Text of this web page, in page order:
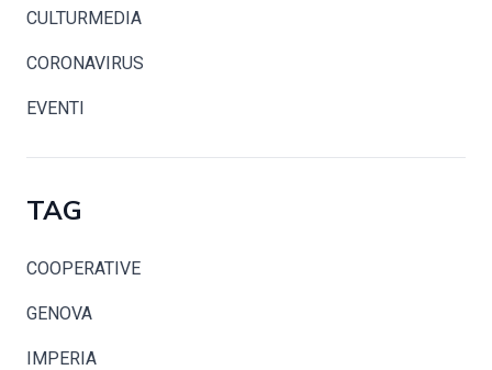
CULTURMEDIA
CORONAVIRUS
EVENTI
TAG
COOPERATIVE
GENOVA
IMPERIA